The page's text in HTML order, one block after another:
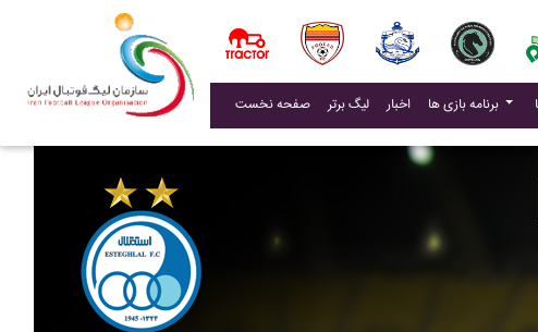
صفحه نخست لیگ برتر اخبار(current) برنامه بازی ها